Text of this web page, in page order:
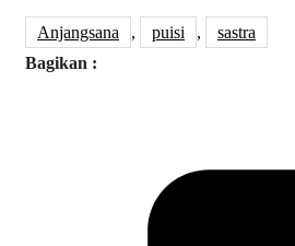
Anjangsana , puisi ,
sastra
Bagikan :